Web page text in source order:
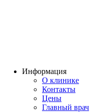
Информация
О клинике
Контакты
Цены
Главный врач